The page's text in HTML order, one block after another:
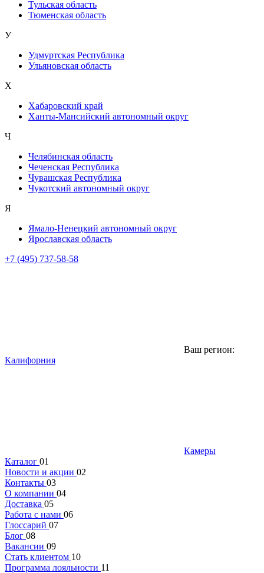
Тульская область
Тюменская область
У
Удмуртская Республика
Ульяновская область
Х
Хабаровский край
Ханты-Мансийский автономный округ
Ч
Челябинская область
Чеченская Республика
Чувашская Республика
Чукотский автономный округ
Я
Ямало-Ненецкий автономный округ
Ярославская область
+7 (495) 737-58-58
Ваш регион:
Калифорния
Камеры
Каталог 01
Новости и акции 02
Контакты 03
О компании 04
Доставка 05
Работа с нами 06
Глоссарий 07
Блог 08
Вакансии 09
Стать клиентом 10
Программа лояльности 11